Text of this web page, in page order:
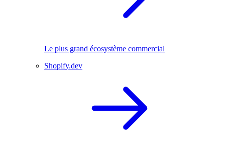
Le plus grand écosystème commercial
Shopify.dev